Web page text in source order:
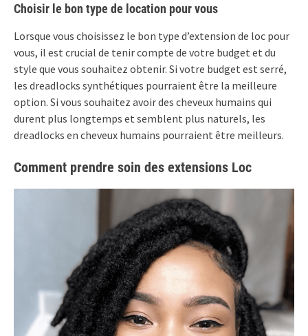
Choisir le bon type de location pour vous
Lorsque vous choisissez le bon type d’extension de loc pour
vous, il est crucial de tenir compte de votre budget et du
style que vous souhaitez obtenir. Si votre budget est serré,
les dreadlocks synthétiques pourraient être la meilleure
option. Si vous souhaitez avoir des cheveux humains qui
durent plus longtemps et semblent plus naturels, les
dreadlocks en cheveux humains pourraient être meilleurs.
Comment prendre soin des extensions Loc